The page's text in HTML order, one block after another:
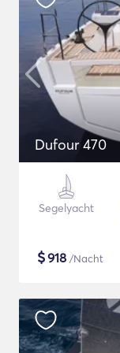
Dufour 470
Segelyacht
$918 /Nacht